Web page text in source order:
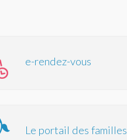
e-rendez-vous
Le portail des familles